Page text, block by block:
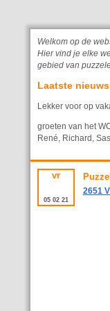
Welkom op de
Hier vind je elke
gebied van
Laatste nieuws
Lekker voor op
groeten van het
René, Richard,
vr
05 02 21
2651